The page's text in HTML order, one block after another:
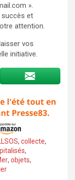
».
succès et
attention.
vos
initiative.
, collecte,
,
, objets,